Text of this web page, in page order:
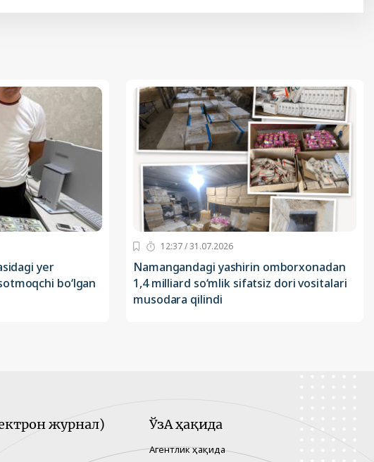
yer
bo‘lgan
12:37 / 31.07.2026
Namangandagi yashirin omborxonadan
1,4 milliard so‘mlik sifatsiz dori vositalari
musodara qilindi
журнал) ЎзА ҳақида
Агентлик ҳақида